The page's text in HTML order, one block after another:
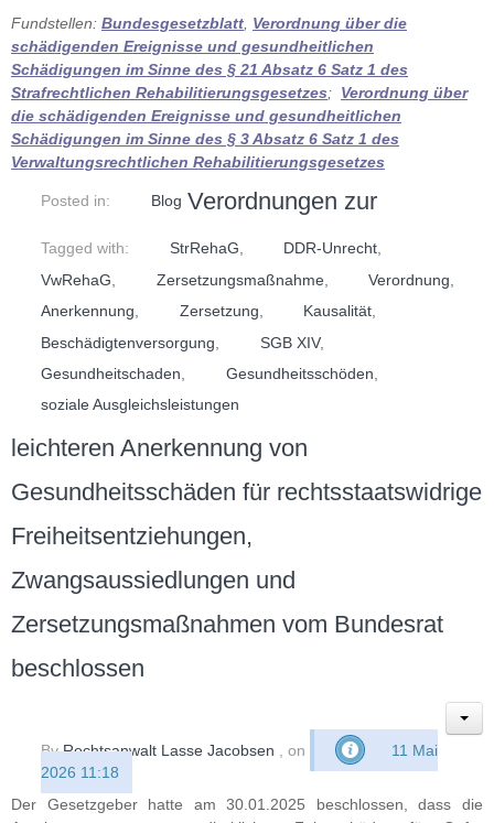
Fundstellen: Bundesgesetzblatt Verordnung über die
schädigenden Ereignisse und gesundheitlichen
Schädigungen im Sinne des § 21 Absatz 6 Satz 1 des
Strafrechtlichen Rehabilitierungsgesetzes; Verordnung über
die schädigenden Ereignisse und gesundheitlichen
Schädigungen im Sinne des § 3 Absatz 6 Satz 1 des
Verwaltungsrechtlichen Rehabilitierungsgesetzes
Posted in: Blog
Tagged with: StrRehaG, DDR-Unrecht,
VwRehaG
Zersetzungsmaßnahme, Verordnung
Anerkennung
Zersetzung Kausalität
Beschädigtenversorgung
SGB XIV,
Gesundheitschaden
Gesundheitsschöden
soziale Ausgleichsleistungen
Verordnungen zur
leichteren Anerkennung von
Gesundheitsschäden für rechtsstaatswidrige
Freiheitsentziehungen,
Zwangsaussiedlungen und
Zersetzungsmaßnahmen vom Bundesrat
beschlossen
ByRechtsanwalt Lasse Jacobsen , on
11 Mai
2026 11:18
Der Gesetzgeber hatte am 30.01.2025 beschlossen, dass die